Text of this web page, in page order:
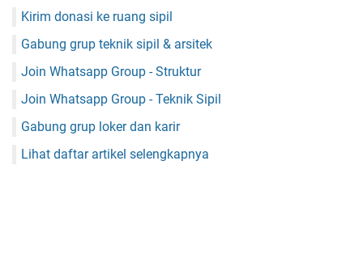
Kirim donasi ke ruang sipil
Gabung grup teknik sipil & arsitek
Join Whatsapp Group - Struktur
Join Whatsapp Group - Teknik Sipil
Gabung grup loker dan karir
Lihat daftar artikel selengkapnya